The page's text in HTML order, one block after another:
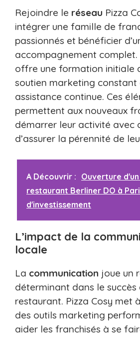
Rejoindre le réseau Pizza
intégrer une famille de
passionnés et bénéficier
accompagnement complet.
offre une formation initiale
soutien marketing constant
assistance continue. Ces
permettent aux nouveaux
démarrer leur activité avec
d’assurer la pérennité de
A Découvrir : Ouverture
restaurant Berliner DO à
d'investissement
L’impact de la
locale
La communication joue un
déterminant dans le succès
restaurant. Pizza Cosy met
des outils marketing
aider les franchisés à se